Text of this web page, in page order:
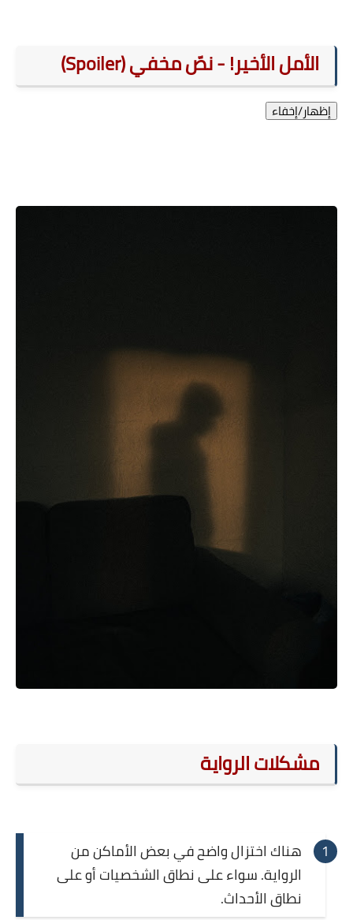
الأمل الأخير! - نصّ مخفي (Spoiler)
إظهار/إخفاء
مشكلات الرواية
هناك اختزال واضح في بعض الأماكن من
الرواية. سواء على نطاق الشخصيات أو على
نطاق الأحداث.